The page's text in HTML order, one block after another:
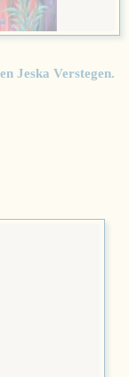
Jeska Verstegen.